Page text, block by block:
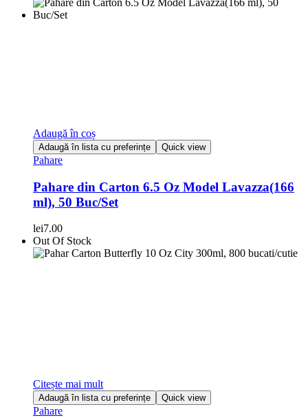
Adaugă în coș
Adaugă în lista cu preferințe Quick view
Pahare
Pahare din Carton 6.5 Oz Model Lavazza(166
ml), 50 Buc/Set
lei7.00
Out Of Stock
Citește mai mult
Adaugă în lista cu preferințe Quick view
Pahare